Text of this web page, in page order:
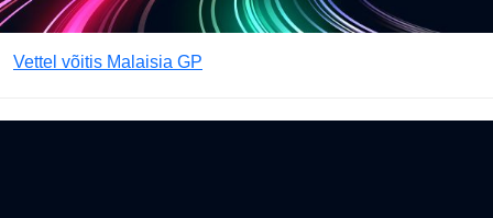
Vettel võitis Malaisia GP